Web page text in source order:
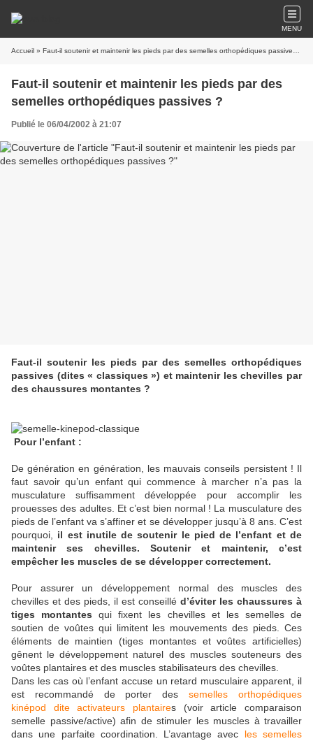
MENU
Accueil » Faut-il soutenir et maintenir les pieds par des semelles orthopédiques passives ?
Faut-il soutenir et maintenir les pieds par des
semelles orthopédiques passives ?
Publié le 06/04/2002 à 21:07
Faut-il soutenir les pieds par des semelles orthopédiques
passives (dites « classiques ») et maintenir les chevilles par
des chaussures montantes ?
Pour l’enfant :
De génération en génération, les mauvais conseils persistent ! Il
faut savoir qu’un enfant qui commence à marcher n’a pas la
musculature suffisamment développée pour accomplir les
prouesses des adultes. Et c’est bien normal ! La musculature des
pieds de l’enfant va s’affiner et se développer jusqu’à 8 ans. C’est
pourquoi, il est inutile de soutenir le pied de l’enfant et de
maintenir ses chevilles. Soutenir et maintenir, c’est
empêcher les muscles de se développer correctement.
Pour assurer un développement normal des muscles des
chevilles et des pieds, il est conseillé d’éviter les chaussures à
tiges montantes qui fixent les chevilles et les semelles de
soutien de voûtes qui limitent les mouvements des pieds. Ces
éléments de maintien (tiges montantes et voûtes artificielles)
gênent le développement naturel des muscles souteneurs des
voûtes plantaires et des muscles stabilisateurs des chevilles.
Dans les cas où l’enfant accuse un retard musculaire apparent, il
est recommandé de porter dessemelles orthopédiques
kinépod dite activateurs plantaires (voir article comparaison
semelle passive/active) afin de stimuler les muscles à travailler
dans une parfaite coordination. L’avantage avec les semelles